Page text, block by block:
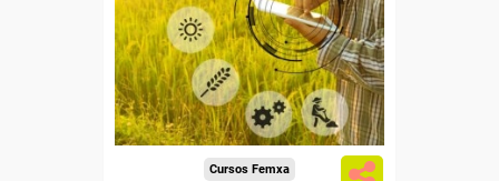
Para desempleados,
trabajadores y autónomos.
Sector
-Agricultura y Ganadería.
Cursos Femxa